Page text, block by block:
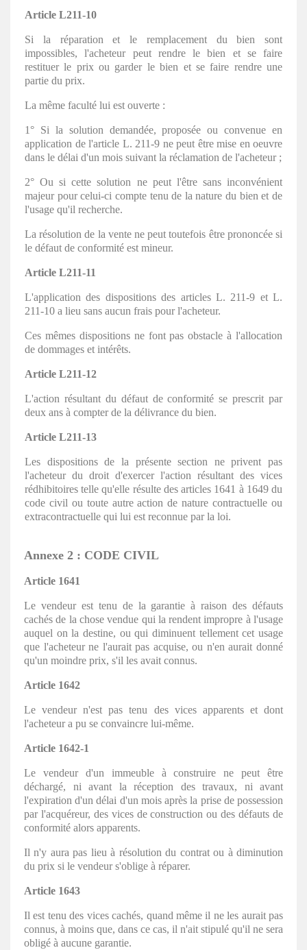
Article L211-10
Si la réparation et le remplacement du bien sont
impossibles, l'acheteur peut rendre le bien et se faire
restituer le prix ou garder le bien et se faire rendre une
partie du prix.
La même faculté lui est ouverte :
1° Si la solution demandée, proposée ou convenue en
application de l'article L. 211-9 ne peut être mise en oeuvre
dans le délai d'un mois suivant la réclamation de l'acheteur ;
2° Ou si cette solution ne peut l'être sans inconvénient
majeur pour celui-ci compte tenu de la nature du bien et de
l'usage qu'il recherche.
La résolution de la vente ne peut toutefois être prononcée si
le défaut de conformité est mineur.
Article L211-11
L'application des dispositions des articles L. 211-9 et L.
211-10 a lieu sans aucun frais pour l'acheteur.
Ces mêmes dispositions ne font pas obstacle à l'allocation
de dommages et intérêts.
Article L211-12
L'action résultant du défaut de conformité se prescrit par
deux ans à compter de la délivrance du bien.
Article L211-13
Les dispositions de la présente section ne privent pas
l'acheteur du droit d'exercer l'action résultant des vices
rédhibitoires telle qu'elle résulte des articles 1641 à 1649 du
code civil ou toute autre action de nature contractuelle ou
extracontractuelle qui lui est reconnue par la loi.
Annexe 2 : CODE CIVIL
Article 1641
Le vendeur est tenu de la garantie à raison des défauts
cachés de la chose vendue qui la rendent impropre à l'usage
auquel on la destine, ou qui diminuent tellement cet usage
que l'acheteur ne l'aurait pas acquise, ou n'en aurait donné
qu'un moindre prix, s'il les avait connus.
Article 1642
Le vendeur n'est pas tenu des vices apparents et dont
l'acheteur a pu se convaincre lui-même.
Article 1642-1
Le vendeur d'un immeuble à construire ne peut être
déchargé, ni avant la réception des travaux, ni avant
l'expiration d'un délai d'un mois après la prise de possession
par l'acquéreur, des vices de construction ou des défauts de
conformité alors apparents.
Il n'y aura pas lieu à résolution du contrat ou à diminution
du prix si le vendeur s'oblige à réparer.
Article 1643
Il est tenu des vices cachés, quand même il ne les aurait pas
connus, à moins que, dans ce cas, il n'ait stipulé qu'il ne sera
obligé à aucune garantie.